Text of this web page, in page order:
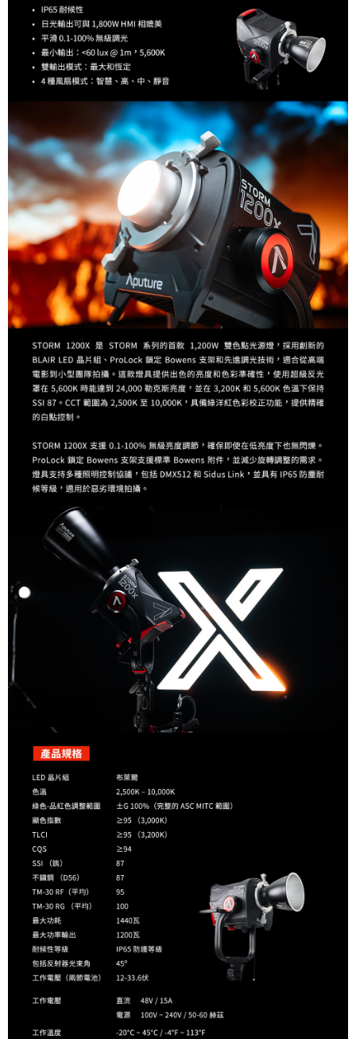
時審查核予不同之上限額度；若仍有額度不足之情形，本公司將視審查結果
請求用戶進行身份認證。
５．嚴禁一人註冊多個帳號或使用他人資訊註冊。若發現惡意使用之情形，
恩沛科技股份有限公司將有權停止該用戶之使用額度並採取法律行動。